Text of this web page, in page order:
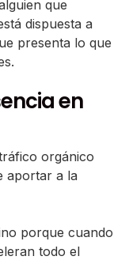
que
dispuesta a
presenta lo que
en
orgánico
aportar a la
porque cuando
todo el